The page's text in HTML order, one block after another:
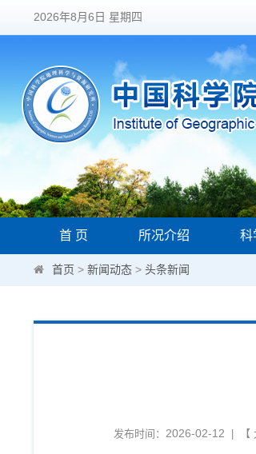
2026年8月6日 星期四
首 页 所况介绍 科
首页 > 新闻动态 > 头条新闻
发布时间： 2026-02-12 | 【